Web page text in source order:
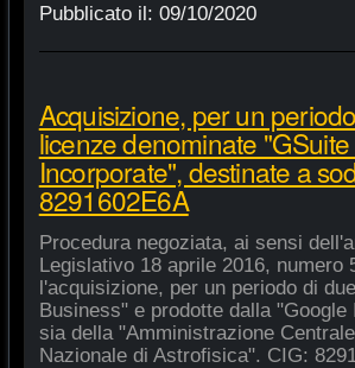
Pubblicato il: 09/10/2020
Acquisizione, per un
licenze denominate
Incorporate", destinate a
8291602E6A
Procedura negoziata, ai sensi
Legislativo 18 aprile 2016,
l'acquisizione, per un periodo di
Business" e prodotte dalla
sia della "Amministrazione
Nazionale di Astrofisica". CIG: